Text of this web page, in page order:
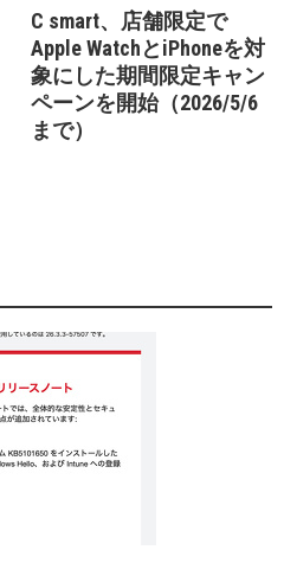
C smart、店舗限定で
Apple WatchとiPhoneを対
象にした期間限定キャン
ペーンを開始（2026/5/6
まで）